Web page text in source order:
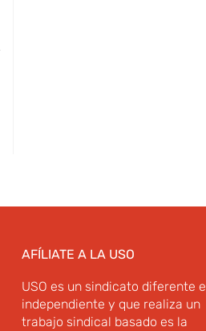
AFÍLIATE A LA USO
USO es un sindicato diferente e
independiente y que realiza un
trabajo sindical basado es la